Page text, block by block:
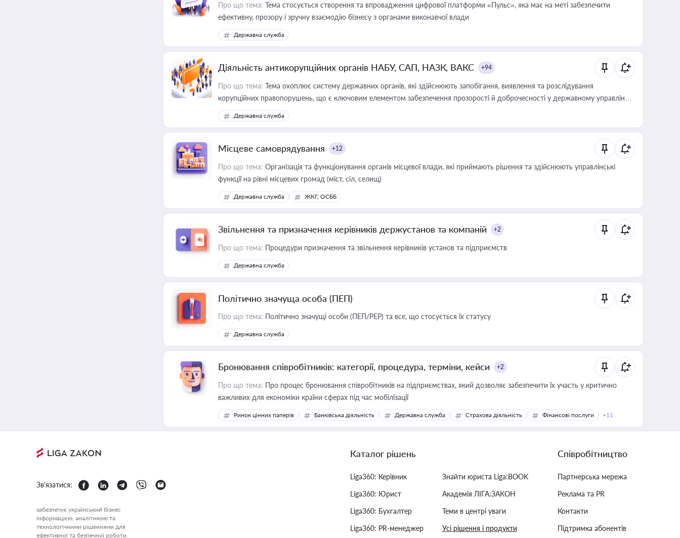
Про що тема: Тема стосується створення та впровадження цифрової платформи «Пульс», яка має на меті забезпечити
ефективну, прозору і зручну взаємодію бізнесу з органами виконавчої влади
Державна служба
Діяльність антикорупційних органів НАБУ, САП, НАЗК, ВАКС +94
Про що тема: Тема охоплює систему державних органів, які здійснюють запобігання, виявлення та розслідування
корупційних правопорушень, що є ключовим елементом забезпечення прозорості й доброчесності у державному управлінні
та бізнесі
Державна служба
Місцеве самоврядування +12
Про що тема: Організація та функціонування органів місцевої влади, які приймають рішення та здійснюють управлінські
функції на рівні місцевих громад (міст, сіл, селищ)
Державна служба ЖКГ, ОСББ
Звільнення та призначення керівників держустанов та компаній +2
Про що тема: Процедури призначення та звільнення керівників установ та підприємств
Державна служба
Політично значуща особа (ПЕП)
Про що тема: Політично значущі особи (ПЕП/PEP) та все, що стосується їх статусу
Державна служба
Бронювання співробітників: категорії, процедура, терміни, кейси +2
Про що тема: Про процес бронювання співробітників на підприємствах, який дозволяє забезпечити їх участь у критично
важливих для економіки країни сферах під час мобілізації
Ринок цінних паперів Банківська діяльність Державна служба Страхова діяльність Фінансові послуги +11
Зв'язатися:
забезпечує український бізнес
інформацією, аналітикою та
технологічними рішеннями для
ефективної та безпечної роботи.
Каталог рішень
Liga360: Керівник
Liga360: Юрист
Liga360: Бухгалтер
Liga360: PR-менеджер
Знайти юриста Liga:BOOK
Академія ЛІГА:ЗАКОН
Теми в центрі уваги
Усі рішення і продукти
Співробітництво
Партнерська мережа
Реклама та PR
Контакти
Підтримка абонентів